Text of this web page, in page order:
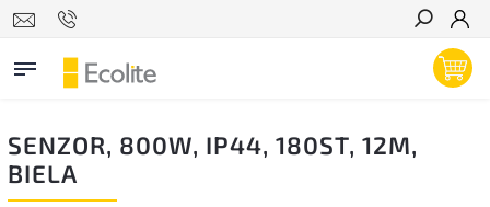
Hľadať
SENZOR, 800W, IP44, 180ST, 12M,
BIELA